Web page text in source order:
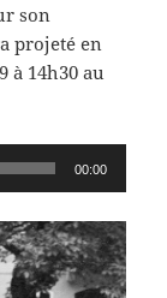
son
projeté en
à 14h30 au
00:00